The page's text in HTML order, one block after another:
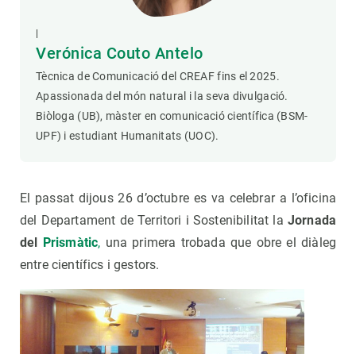
Verónica Couto Antelo
Tècnica de Comunicació del CREAF fins el 2025.
Apassionada del món natural i la seva divulgació.
Biòloga (UB), màster en comunicació científica (BSM-
UPF) i estudiant Humanitats (UOC).
El passat dijous 26 d’octubre es va celebrar a l’oficina
del Departament de Territori i Sostenibilitat la Jornada
del
Prismàtic, una primera trobada que obre el diàleg
entre científics i gestors.